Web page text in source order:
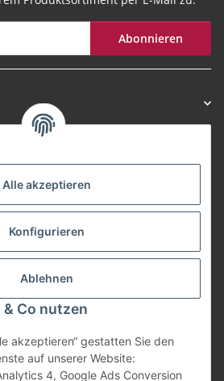
Alle akzeptieren
Konfigurieren
Ablehnen
Co nutzen
akzeptieren“ gestatten Sie den
auf unserer Website:
4, Google Ads Conversion
Abonnieren
widerrufen